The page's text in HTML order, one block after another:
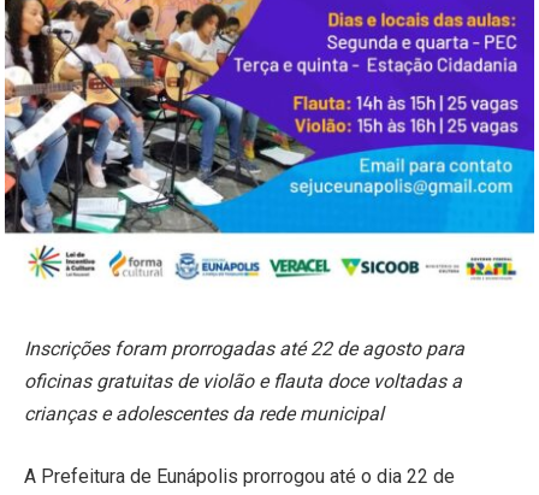
Inscrições foram prorrogadas até 22 de agosto para
oficinas gratuitas de violão e flauta doce voltadas a
crianças e adolescentes da rede municipal
A Prefeitura de Eunápolis prorrogou até o dia 22 de